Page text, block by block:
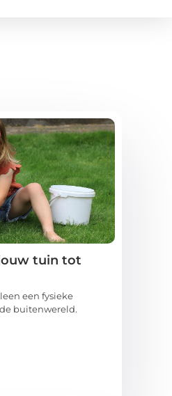
tuin tot
een fysieke
buitenwereld.